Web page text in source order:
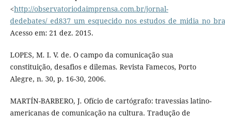
<http://observatoriodaimprensa.com.br/jornal-
dedebates/
Acesso em: 21 dez. 2015.
LOPES, M. I. V. de. O campo da comunicação sua
constituição, desafios e dilemas. Revista Famecos, Porto
Alegre, n. 30, p. 16-30, 2006.
MARTÍN-BARBERO, J. Ofício de cartógrafo: travessias latino-
americanas de comunicação na cultura. Tradução de